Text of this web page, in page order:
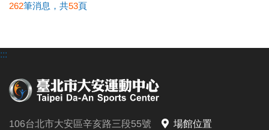
接入場。
262筆消息，共53頁
:::
106台北市大安區辛亥路三段55號
場館位置